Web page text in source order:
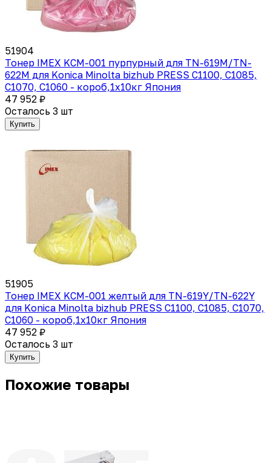
51904
Тонер IMEX KCM-001 пурпурный для TN-619M/TN-
622M для Konica Minolta bizhub PRESS C1100, C1085,
C1070, C1060 - короб,1х10кг Япония
47 952 ₽
Осталось 3 шт
Купить
51905
Тонер IMEX KCM-001 желтый для TN-619Y/TN-622Y
для Konica Minolta bizhub PRESS C1100, C1085, C1070,
C1060 - короб,1х10кг Япония
47 952 ₽
Осталось 3 шт
Купить
Похожие товары